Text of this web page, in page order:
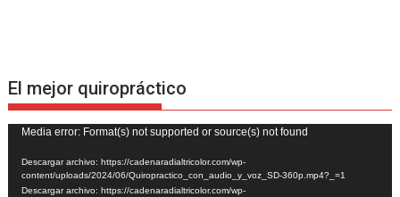
El mejor quiropráctico
Reproductor
de
vídeo
Media error: Format(s) not supported or source(s) not found
Descargar archivo: https://cadenaradialtricolor.com/wp-
content/uploads/2024/06/Quiropractico_con_audio_y_voz_SD-360p.mp4?_=1
Descargar archivo: https://cadenaradialtricolor.com/wp-